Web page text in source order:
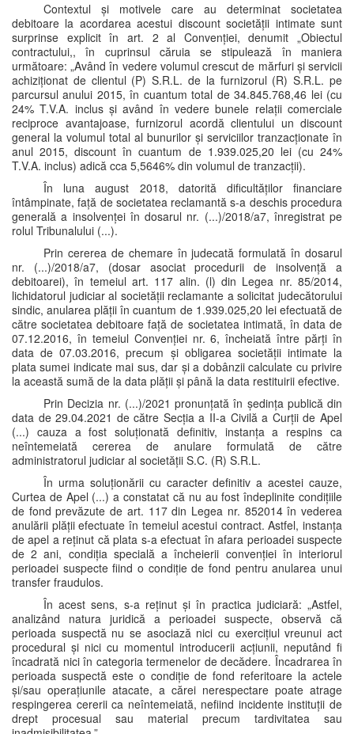
Contextul și motivele care au determinat societatea
debitoare la acordarea acestui discount societății intimate sunt
surprinse explicit în art. 2 al Convenției, denumit „Obiectul
contractului,, în cuprinsul căruia se stipulează în maniera
următoare: „Având în vedere volumul crescut de mărfuri și servicii
achiziționat de clientul (P) S.R.L. de la furnizorul (R) S.R.L. pe
parcursul anului 2015, în cuantum total de 34.845.768,46 lei (cu
24% T.V.A. inclus și având în vedere bunele relații comerciale
reciproce avantajoase, furnizorul acordă clientului un discount
general la volumul total al bunurilor și serviciilor tranzacționate în
anul 2015, discount în cuantum de 1.939.025,20 lei (cu 24%
T.V.A. inclus) adică cca 5,5646% din volumul de tranzacții).
În luna august 2018, datorită dificultăților financiare
întâmpinate, față de societatea reclamantă s-a deschis procedura
generală a insolvenței în dosarul nr. (...)/2018/a7, înregistrat pe
rolul Tribunalului (...).
Prin cererea de chemare în judecată formulată în dosarul
nr. (...)/2018/a7, (dosar asociat procedurii de insolvență a
debitoarei), în temeiul art. 117 alin. (l) din Legea nr. 85/2014,
lichidatorul judiciar al societății reclamante a solicitat judecătorului
sindic, anularea plății în cuantum de 1.939.025,20 lei efectuată de
către societatea debitoare față de societatea intimată, în data de
07.12.2016, în temeiul Convenției nr. 6, încheiată între părți în
data de 07.03.2016, precum și obligarea societății intimate la
plata sumei indicate mai sus, dar și a dobânzii calculate cu privire
la această sumă de la data plății și până la data restituirii efective.
Prin Decizia nr. (...)/2021 pronunțată în ședința publică din
data de 29.04.2021 de către Secția a II-a Civilă a Curții de Apel
(...) cauza a fost soluționată definitiv, instanța a respins ca
neîntemeiată cererea de anulare formulată de către
administratorul judiciar al societății S.C. (R) S.R.L.
În urma soluționării cu caracter definitiv a acestei cauze,
Curtea de Apel (...) a constatat că nu au fost îndeplinite condițiile
de fond prevăzute de art. 117 din Legea nr. 852014 în vederea
anulării plății efectuate în temeiul acestui contract. Astfel, instanța
de apel a reținut că plata s-a efectuat în afara perioadei suspecte
de 2 ani, condiția specială a încheierii convenției în interiorul
perioadei suspecte fiind o condiție de fond pentru anularea unui
transfer fraudulos.
În acest sens, s-a reținut și în practica judiciară: „Astfel,
analizând natura juridică a perioadei suspecte, observă că
perioada suspectă nu se asociază nici cu exercițiul vreunui act
procedural și nici cu momentul introducerii acțiunii, neputând fi
încadrată nici în categoria termenelor de decădere. Încadrarea în
perioada suspectă este o condiție de fond referitoare la actele
și/sau operațiunile atacate, a cărei nerespectare poate atrage
respingerea cererii ca neîntemeiată, nefiind incidente instituții de
drept procesual sau material precum tardivitatea sau